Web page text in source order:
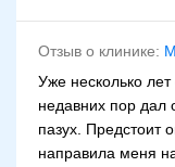
Отзыв о клинике:
Уже несколько
недавних пор дал
пазух. Предстоит
направила меня